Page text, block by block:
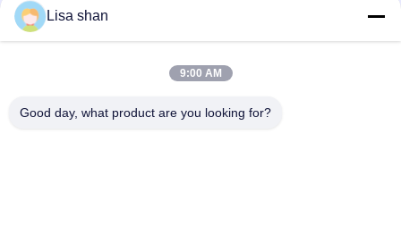
Japanse
broodcrumbs
Gehele het
Lisa shan
9:00 AM
Good day, what product are you looking for?